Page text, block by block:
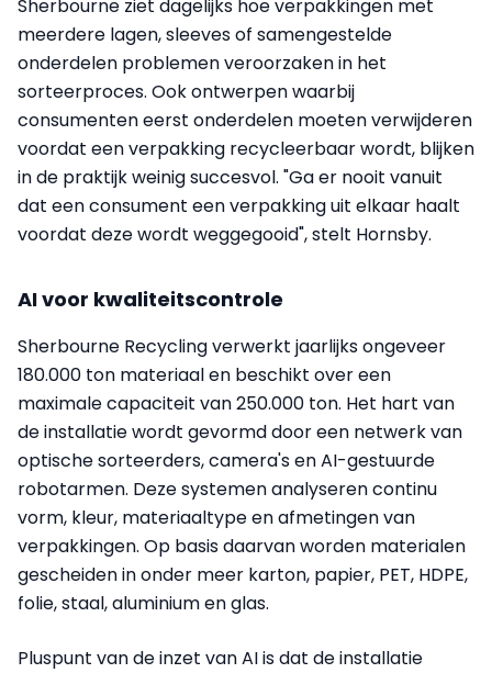
Sherbourne ziet dagelijks hoe verpakkingen met
meerdere lagen, sleeves of samengestelde
onderdelen problemen veroorzaken in het
sorteerproces. Ook ontwerpen waarbij
consumenten eerst onderdelen moeten verwijderen
voordat een verpakking recycleerbaar wordt, blijken
in de praktijk weinig succesvol. "Ga er nooit vanuit
dat een consument een verpakking uit elkaar haalt
voordat deze wordt weggegooid", stelt Hornsby.
AI voor kwaliteitscontrole
Sherbourne Recycling verwerkt jaarlijks ongeveer
180.000 ton materiaal en beschikt over een
maximale capaciteit van 250.000 ton. Het hart van
de installatie wordt gevormd door een netwerk van
optische sorteerders, camera's en AI-gestuurde
robotarmen. Deze systemen analyseren continu
vorm, kleur, materiaaltype en afmetingen van
verpakkingen. Op basis daarvan worden materialen
gescheiden in onder meer karton, papier, PET, HDPE,
folie, staal, aluminium en glas.
Pluspunt van de inzet van AI is dat de installatie